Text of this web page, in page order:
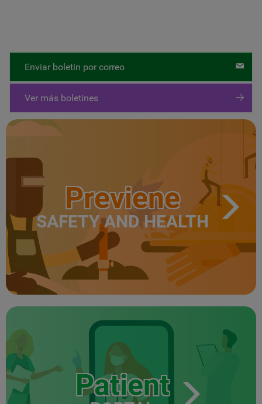
Enviar boletín por correo
Ver más boletines
Previene
SAFETY AND HEALTH
Patient